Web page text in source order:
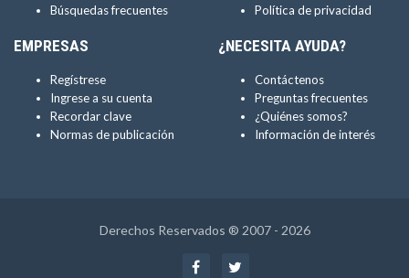
Búsquedas frecuentes
Política de privacidad
EMPRESAS
Regístrese
Ingrese a su cuenta
Recordar clave
Normas de publicación
¿NECESITA AYUDA?
Contáctenos
Preguntas frecuentes
¿Quiénes somos?
Información de interés
Derechos Reservados ® 2007 - 2026
Facebook